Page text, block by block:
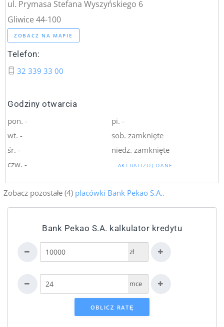
ul. Prymasa Stefana Wyszyńskiego 6
Gliwice 44-100
ZOBACZ NA MAPIE
Telefon:
32 339 33 00
Godziny otwarcia
pon. -
wt. -
śr. -
czw. -
pi. -
sob. zamknięte
niedz. zamknięte
AKTUALIZUJ DANE
Zobacz pozostałe (4) placówki Bank Pekao S.A..
Bank Pekao S.A. kalkulator kredytu
zł
mce